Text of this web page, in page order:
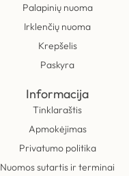
Palapinių nuoma
Irklenčių nuoma
Krepšelis
Paskyra
Informacija
Tinklaraštis
Apmokėjimas
Privatumo politika
Nuomos sutartis ir terminai